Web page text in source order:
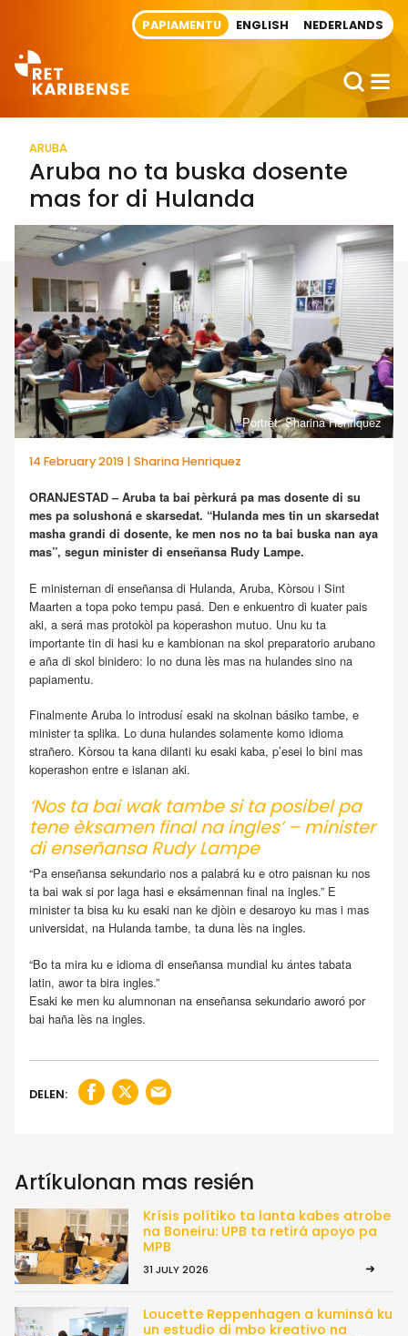
PAPIAMENTU ENGLISH NEDERLANDS
ARUBA
Aruba no ta buska dosente
mas for di Hulanda
Portrèt: Sharina Henriquez
14 February 2019 | Sharina Henriquez
ORANJESTAD – Aruba ta bai pèrkurá pa mas dosente di su
mes pa solushoná e skarsedat. “Hulanda mes tin un skarsedat
masha grandi di dosente, ke men nos no ta bai buska nan aya
mas”, segun minister di enseñansa Rudy Lampe.
E ministernan di enseñansa di Hulanda, Aruba, Kòrsou i Sint
Maarten a topa poko tempu pasá. Den e enkuentro di kuater pais
aki, a será mas protokòl pa koperashon mutuo. Unu ku ta
importante tin di hasi ku e kambionan na skol preparatorio arubano
e aña di skol binidero: lo no duna lès mas na hulandes sino na
papiamentu.
Finalmente Aruba lo introdusí esaki na skolnan básiko tambe, e
minister ta splika. Lo duna hulandes solamente komo idioma
strañero. Kòrsou ta kana dilanti ku esaki kaba, p’esei lo bini mas
koperashon entre e islanan aki.
‘Nos ta bai wak tambe si ta posibel pa
tene èksamen final na ingles’ – minister
di enseñansa Rudy Lampe
“Pa enseñansa sekundario nos a palabrá ku e otro paisnan ku nos
ta bai wak si por laga hasi e eksámennan final na ingles.” E
minister ta bisa ku ku esaki nan ke djòin e desaroyo ku mas i mas
universidat, na Hulanda tambe, ta duna lès na ingles.
“Bo ta mira ku e idioma di enseñansa mundial ku ántes tabata
latin, awor ta bira ingles.”
Esaki ke men ku alumnonan na enseñansa sekundario aworó por
bai haña lès na ingles.
DELEN:
Artíkulonan mas resién
Krísis polítiko ta lanta kabes atrobe
na Boneiru: UPB ta retirá apoyo pa
MPB
31 JULY 2026
Loucette Reppenhagen a kuminsá ku
un estudio di mbo kreativo na